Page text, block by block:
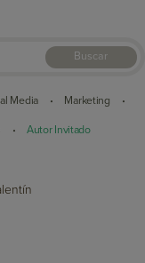
Buscar
Media • Marketing •
• Autor Invitado